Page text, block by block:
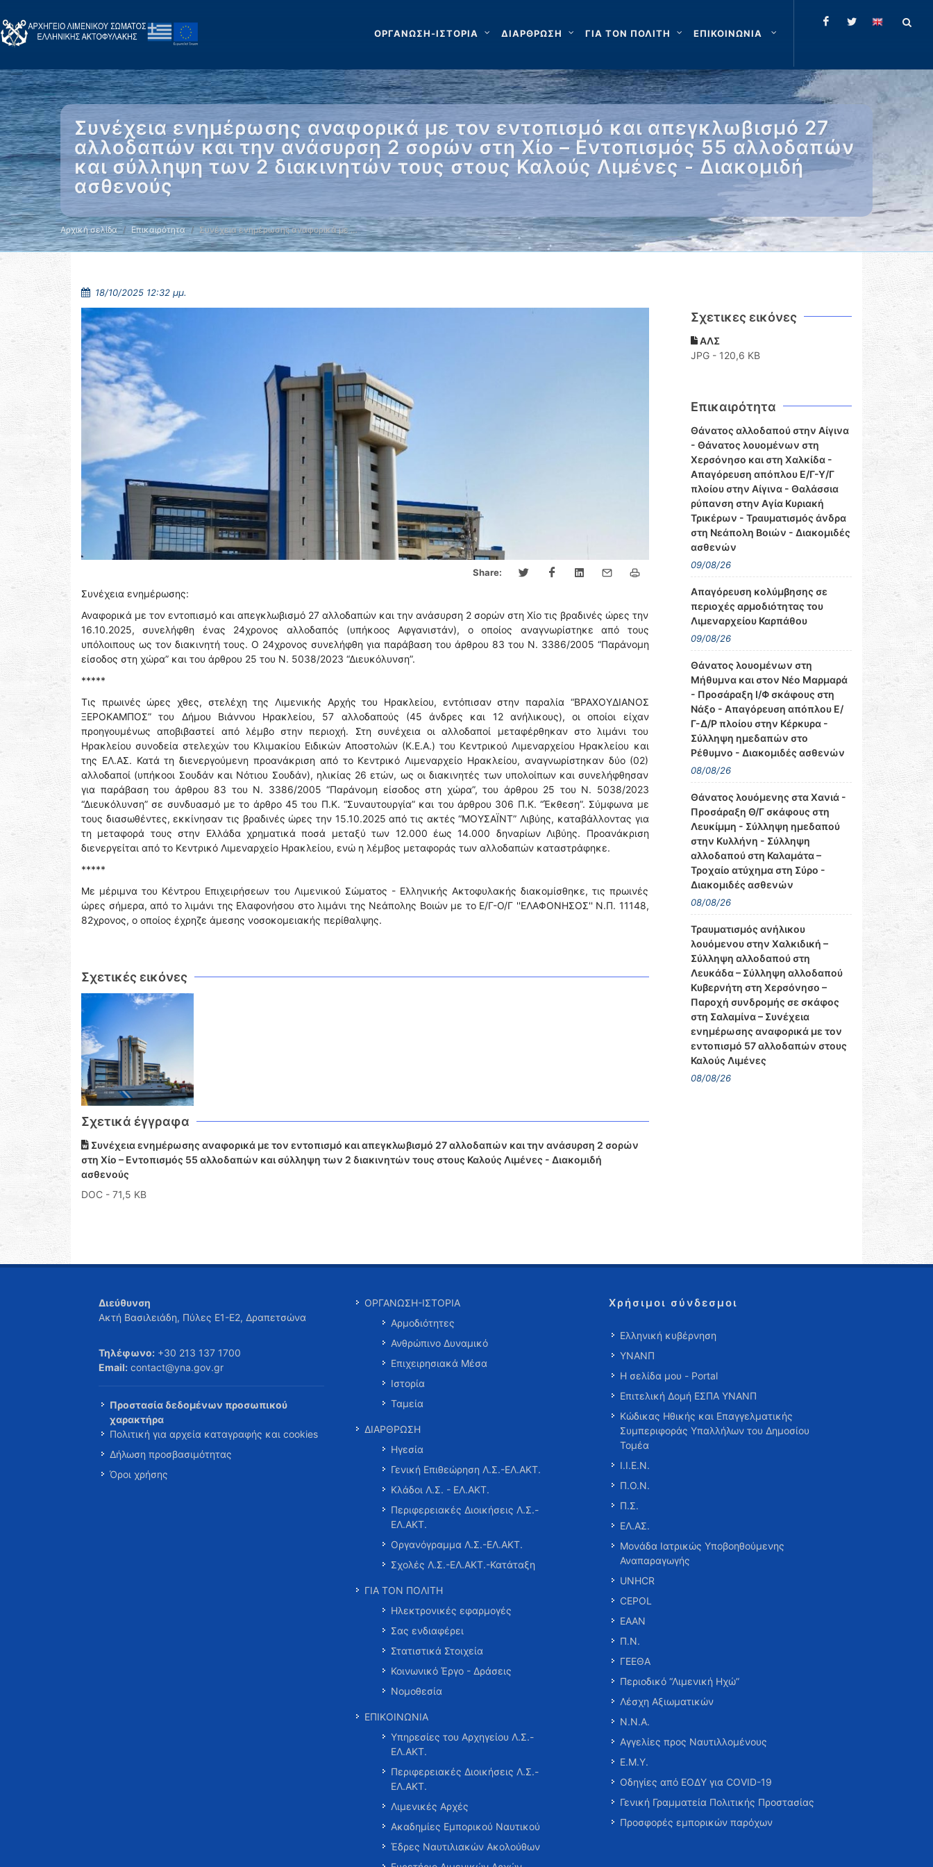
ΟΡΓΑΝΩΣΗ-ΙΣΤΟΡΙΑ ΔΙΑΡΘΡΩΣΗ ΓΙΑ ΤΟΝ ΠΟΛΙΤΗ ΕΠΙΚΟΙΝΩΝΙΑ
Συνέχεια ενημέρωσης αναφορικά με τον εντοπισμό και απεγκλωβισμό 27
αλλοδαπών και την ανάσυρση 2 σορών στη Χίο – Εντοπισμός 55 αλλοδαπών
και σύλληψη των 2 διακινητών τους στους Καλούς Λιμένες - Διακομιδή
ασθενούς
Αρχική σελίδα Επικαιρότητα Συνέχεια ενημέρωσης αναφορικά με …
18/10/2025 12:32 μμ.
Share:
Συνέχεια ενημέρωσης:
Αναφορικά με τον εντοπισμό και απεγκλωβισμό 27 αλλοδαπών και την ανάσυρση 2 σορών στη Χίο τις βραδινές ώρες την
16.10.2025, συνελήφθη ένας 24χρονος αλλοδαπός (υπήκοος Αφγανιστάν), ο οποίος αναγνωρίστηκε από τους
υπόλοιπους ως τον διακινητή τους. Ο 24χρονος συνελήφθη για παράβαση του άρθρου 83 του Ν. 3386/2005 “Παράνομη
είσοδος στη χώρα” και του άρθρου 25 του Ν. 5038/2023 “Διευκόλυνση”.
*****
Τις πρωινές ώρες χθες, στελέχη της Λιμενικής Αρχής του Ηρακλείου, εντόπισαν στην παραλία “ΒΡΑΧΟΥΔΙΑΝΟΣ
ΞΕΡΟΚΑΜΠΟΣ” του Δήμου Βιάννου Ηρακλείου, 57 αλλοδαπούς (45 άνδρες και 12 ανήλικους), οι οποίοι είχαν
προηγουμένως αποβιβαστεί από λέμβο στην περιοχή. Στη συνέχεια οι αλλοδαποί μεταφέρθηκαν στο λιμάνι του
Ηρακλείου συνοδεία στελεχών του Κλιμακίου Ειδικών Αποστολών (Κ.Ε.Α.) του Κεντρικού Λιμεναρχείου Ηρακλείου και
της ΕΛ.ΑΣ. Κατά τη διενεργούμενη προανάκριση από το Κεντρικό Λιμεναρχείο Ηρακλείου, αναγνωρίστηκαν δύο (02)
αλλοδαποί (υπήκοοι Σουδάν και Νότιου Σουδάν), ηλικίας 26 ετών, ως οι διακινητές των υπολοίπων και συνελήφθησαν
για παράβαση του άρθρου 83 του Ν. 3386/2005 “Παράνομη είσοδος στη χώρα”, του άρθρου 25 του Ν. 5038/2023
“Διευκόλυνση” σε συνδυασμό με το άρθρο 45 του Π.Κ. “Συναυτουργία” και του άρθρου 306 Π.Κ. “Έκθεση”. Σύμφωνα με
τους διασωθέντες, εκκίνησαν τις βραδινές ώρες την 15.10.2025 από τις ακτές “ΜΟΥΣΑΪΝΤ” Λιβύης, καταβάλλοντας για
τη μεταφορά τους στην Ελλάδα χρηματικά ποσά μεταξύ των 12.000 έως 14.000 δηναρίων Λιβύης. Προανάκριση
διενεργείται από το Κεντρικό Λιμεναρχείο Ηρακλείου, ενώ η λέμβος μεταφοράς των αλλοδαπών καταστράφηκε.
*****
Με μέριμνα του Κέντρου Επιχειρήσεων του Λιμενικού Σώματος - Ελληνικής Ακτοφυλακής διακομίσθηκε, τις πρωινές
ώρες σήμερα, από το λιμάνι της Ελαφονήσου στο λιμάνι της Νεάπολης Βοιών με το Ε/Γ-Ο/Γ ''ΕΛΑΦΟΝΗΣΟΣ'' Ν.Π. 11148,
82χρονος, ο οποίος έχρηζε άμεσης νοσοκομειακής περίθαλψης.
Σχετικές εικόνες
Σχετικά έγγραφα
Συνέχεια ενημέρωσης αναφορικά με τον εντοπισμό και απεγκλωβισμό 27 αλλοδαπών και την ανάσυρση 2 σορών
στη Χίο – Εντοπισμός 55 αλλοδαπών και σύλληψη των 2 διακινητών τους στους Καλούς Λιμένες - Διακομιδή
ασθενούς
DOC - 71,5 KB
Σχετικες εικόνες
ΑΛΣ
JPG - 120,6 KB
Επικαιρότητα
Θάνατος αλλοδαπού στην Αίγινα
- Θάνατος λουομένων στη
Χερσόνησο και στη Χαλκίδα -
Απαγόρευση απόπλου Ε/Γ-Υ/Γ
πλοίου στην Αίγινα - Θαλάσσια
ρύπανση στην Αγία Κυριακή
Τρικέρων - Τραυματισμός άνδρα
στη Νεάπολη Βοιών - Διακομιδές
ασθενών
09/08/26
Απαγόρευση κολύμβησης σε
περιοχές αρμοδιότητας του
Λιμεναρχείου Καρπάθου
09/08/26
Θάνατος λουομένων στη
Μήθυμνα και στον Νέο Μαρμαρά
- Προσάραξη Ι/Φ σκάφους στη
Νάξο - Απαγόρευση απόπλου Ε/
Γ-Δ/Ρ πλοίου στην Κέρκυρα -
Σύλληψη ημεδαπών στο
Ρέθυμνο - Διακομιδές ασθενών
08/08/26
Θάνατος λουόμενης στα Χανιά -
Προσάραξη Θ/Γ σκάφους στη
Λευκίμμη - Σύλληψη ημεδαπού
στην Κυλλήνη - Σύλληψη
αλλοδαπού στη Καλαμάτα –
Τροχαίο ατύχημα στη Σύρο -
Διακομιδές ασθενών
08/08/26
Τραυματισμός ανήλικου
λουόμενου στην Χαλκιδική –
Σύλληψη αλλοδαπού στη
Λευκάδα – Σύλληψη αλλοδαπού
Κυβερνήτη στη Χερσόνησο –
Παροχή συνδρομής σε σκάφος
στη Σαλαμίνα – Συνέχεια
ενημέρωσης αναφορικά με τον
εντοπισμό 57 αλλοδαπών στους
Καλούς Λιμένες
08/08/26
Διεύθυνση
Ακτή Βασιλειάδη, Πύλες Ε1-Ε2, Δραπετσώνα
Τηλέφωνο: +30 213 137 1700
Email: contact@yna.gov.gr
Προστασία δεδομένων προσωπικού
χαρακτήρα
Πολιτική για αρχεία καταγραφής και cookies
Δήλωση προσβασιμότητας
Όροι χρήσης
ΟΡΓΑΝΩΣΗ-ΙΣΤΟΡΙΑ
Αρμοδιότητες
Ανθρώπινο Δυναμικό
Επιχειρησιακά Μέσα
Ιστορία
Ταμεία
ΔΙΑΡΘΡΩΣΗ
Ηγεσία
Γενική Επιθεώρηση Λ.Σ.-ΕΛ.ΑΚΤ.
Κλάδοι Λ.Σ. - ΕΛ.ΑΚΤ.
Περιφερειακές Διοικήσεις Λ.Σ.-
ΕΛ.ΑΚΤ.
Οργανόγραμμα Λ.Σ.-ΕΛ.ΑΚΤ.
Σχολές Λ.Σ.-ΕΛ.ΑΚΤ.-Κατάταξη
ΓΙΑ ΤΟΝ ΠΟΛΙΤΗ
Ηλεκτρονικές εφαρμογές
Σας ενδιαφέρει
Στατιστικά Στοιχεία
Κοινωνικό Έργο - Δράσεις
Νομοθεσία
ΕΠΙΚΟΙΝΩΝΙΑ
Υπηρεσίες του Αρχηγείου Λ.Σ.-
ΕΛ.ΑΚΤ.
Περιφερειακές Διοικήσεις Λ.Σ.-
ΕΛ.ΑΚΤ.
Λιμενικές Αρχές
Ακαδημίες Εμπορικού Ναυτικού
Έδρες Ναυτιλιακών Ακολούθων
Χρήσιμοι σύνδεσμοι
Ελληνική κυβέρνηση
ΥΝΑΝΠ
Η σελίδα μου - Portal
Επιτελική Δομή ΕΣΠΑ ΥΝΑΝΠ
Κώδικας Ηθικής και Επαγγελματικής
Συμπεριφοράς Υπαλλήλων του Δημοσίου
Τομέα
Ι.Ι.Ε.Ν.
Π.Ο.Ν.
Π.Σ.
ΕΛ.ΑΣ.
Μονάδα Ιατρικώς Υποβοηθούμενης
Αναπαραγωγής
UNHCR
CEPOL
ΕΑΑΝ
Π.Ν.
ΓΕΕΘΑ
Περιοδικό “Λιμενική Ηχώ”
Λέσχη Αξιωματικών
Ν.Ν.Α.
Αγγελίες προς Ναυτιλλομένους
Ε.Μ.Υ.
Οδηγίες από ΕΟΔΥ για COVID-19
Γενική Γραμματεία Πολιτικής Προστασίας
Προσφορές εμπορικών παρόχων